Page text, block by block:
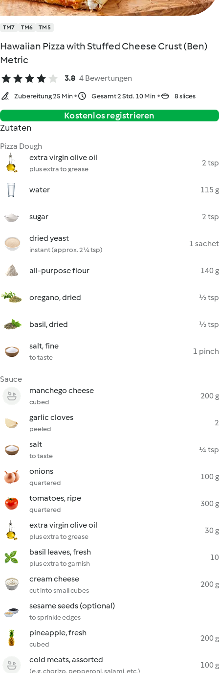
TM7 TM6 TM5
Hawaiian Pizza with Stuffed Cheese Crust (Ben)
Metric
3.8 4 Bewertungen
Zubereitung 25 Min Gesamt 2 Std. 10 Min 8 slices
Kostenlos registrieren
Zutaten
Pizza Dough
extra virgin olive oil
plus extra to grease
2 tsp
water 115 g
sugar 2 tsp
dried yeast
instant (approx. 2¼ tsp)
1 sachet
all-purpose flour 140 g
oregano, dried ½ tsp
basil, dried ½ tsp
salt, fine
to taste
1 pinch
Sauce
manchego cheese
cubed
200 g
garlic cloves
peeled
2
salt
to taste
¼ tsp
onions
quartered
100 g
tomatoes, ripe
quartered
300 g
extra virgin olive oil
plus extra to grease
30 g
basil leaves, fresh
plus extra to garnish
10
cream cheese
cut into small cubes
200 g
sesame seeds (optional)
to sprinkle edges
pineapple, fresh
cubed
200 g
cold meats, assorted
(e.g. chorizo, pepperoni, salami, etc.)
100 g